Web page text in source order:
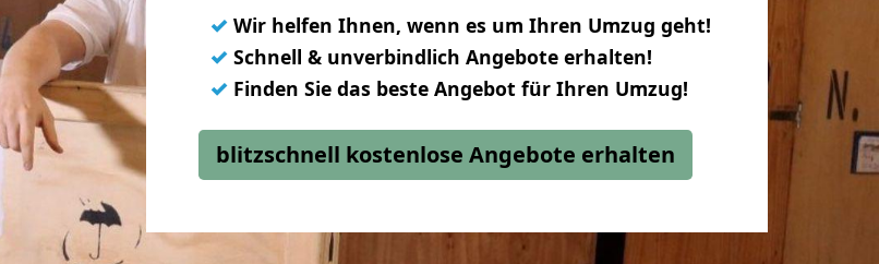
✓ Wir helfen Ihnen, wenn es um Ihren Umzug geht!
✓ Schnell & unverbindlich Angebote erhalten!
✓ Finden Sie das beste Angebot für Ihren Umzug!
blitzschnell kostenlose Angebote erhalten